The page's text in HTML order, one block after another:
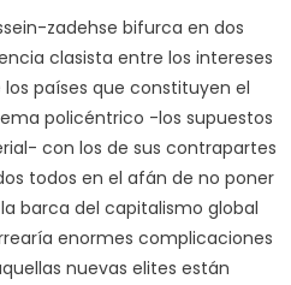
zadehse bifurca en dos
clasista entre los intereses
países que constituyen el
policéntrico -los supuestos
con los de sus contrapartes
todos en el afán de no poner
barca del capitalismo global
enormes complicaciones
nuevas elites están